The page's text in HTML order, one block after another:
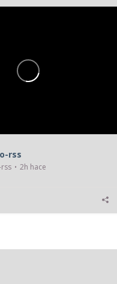
rss
2h hace